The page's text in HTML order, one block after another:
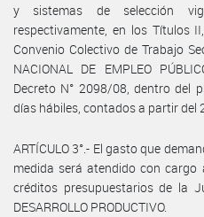
y sistemas de selección
respectivamente, en los Títulos
Convenio Colectivo de Trabajo
NACIONAL DE EMPLEO
Decreto N° 2098/08, dentro del
días hábiles, contados a partir del
ARTÍCULO 3°.- El gasto que
medida será atendido con
créditos presupuestarios de la
DESARROLLO PRODUCTIVO.